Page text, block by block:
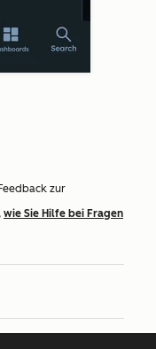
zur
wie Sie Hilfe bei Fragen